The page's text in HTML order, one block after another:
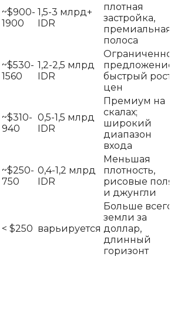
~$900-
1900
1,5-3 млрд+
IDR
плотная
застройка,
премиальная
полоса
~$530-
1560
1,2-2,5 млрд
IDR
быстрый рост
цен
~$310-
940
0,5-1,5 млрд
IDR
Премиум на
скалах;
широкий
диапазон
входа
~$250-
750
0,4-1,2 млрд
IDR
Меньшая
плотность,
рисовые поля
и джунгли
< $250 варьируется
Больше всего
земли за
доллар,
длинный
горизонт